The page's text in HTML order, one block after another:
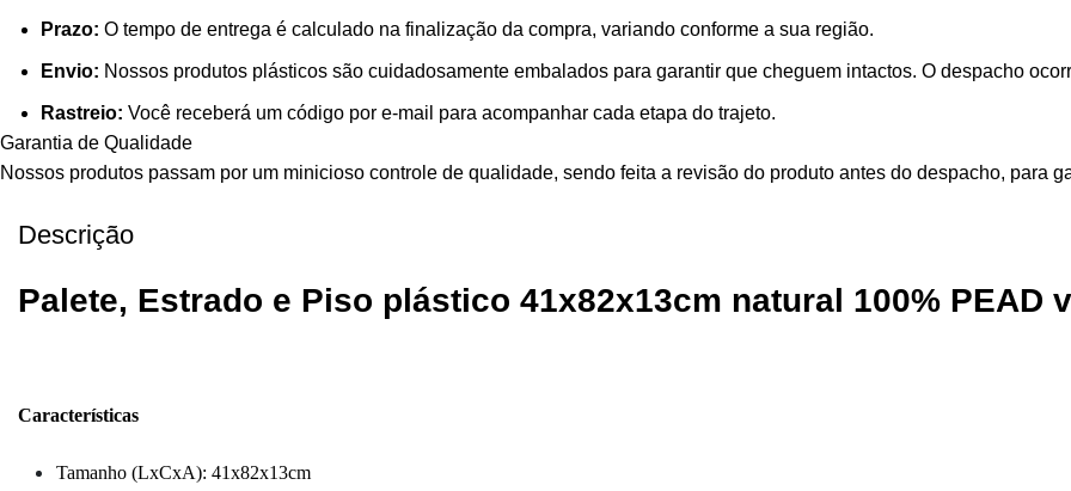
Prazo: O tempo de entrega é calculado na finalização da compra, variando conforme a sua região.
Envio: Nossos produtos plásticos são cuidadosamente embalados para garantir que cheguem intactos. O despacho
Rastreio: Você receberá um código por e-mail para acompanhar cada etapa do trajeto.
Garantia de Qualidade
Nossos produtos passam por um minicioso controle de qualidade, sendo feita a revisão do produto antes do despacho, para
Descrição
Palete, Estrado e Piso plástico 41x82x13cm natural 100% PEAD
Características
Tamanho (LxCxA): 41x82x13cm